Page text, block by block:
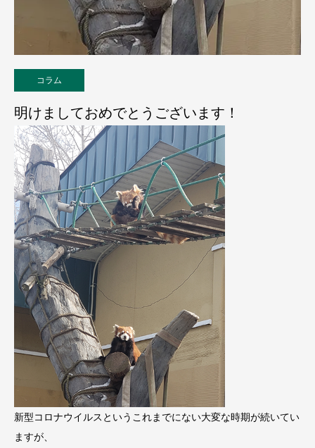
コラム
明けましておめでとうございます！
新型コロナウイルスというこれまでにない大変な時期が続いてい
ますが、